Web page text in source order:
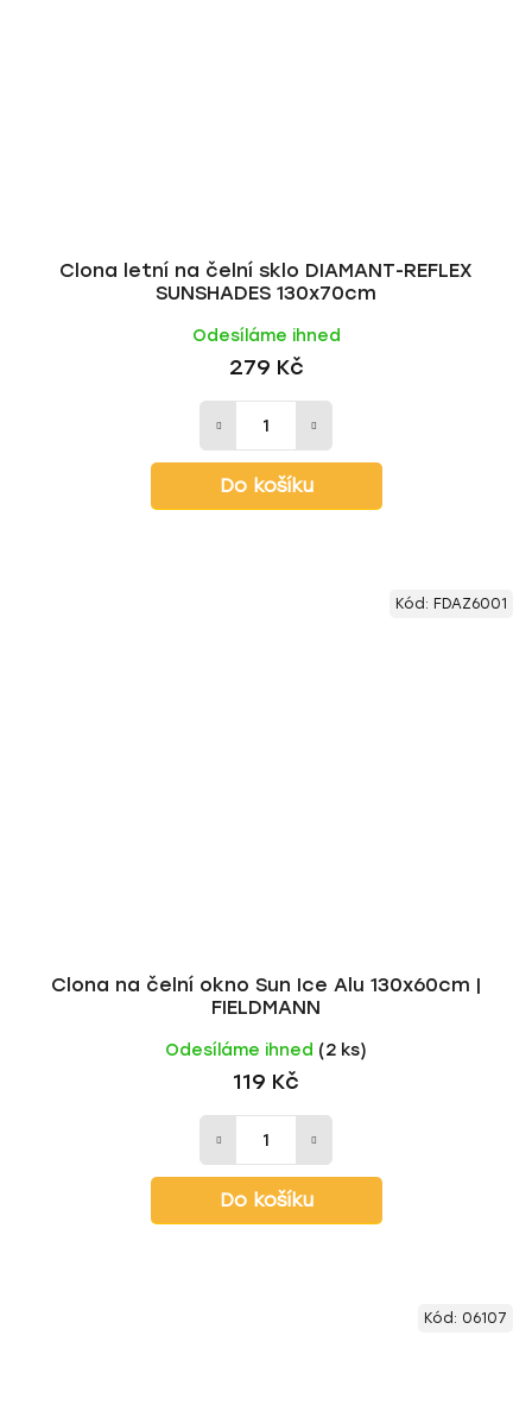
Clona letní na čelní sklo DIAMANT-REFLEX
SUNSHADES 130x70cm
Odesíláme ihned
279 Kč
Do košíku
Clona na čelní okno Sun Ice Alu 130x60cm |
FIELDMANN
Odesíláme ihned (2 ks)
119 Kč
Do košíku
Kód: FDAZ6001
Kód: 06107